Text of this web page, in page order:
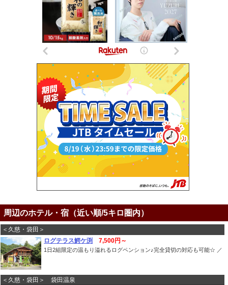
周辺のホテル・宿（近い順/5キロ圏内）
＜久慈・袋田＞
ログテラス鰐ケ渕
7,500円～
1日2組限定の温もり溢れるログペンション♪完全貸切の対応も可能☆ ／
＜久慈・袋田＞ 袋田温泉